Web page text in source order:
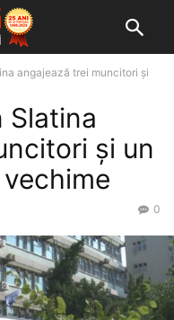
angajează trei muncitori și
Slatina
și un
0